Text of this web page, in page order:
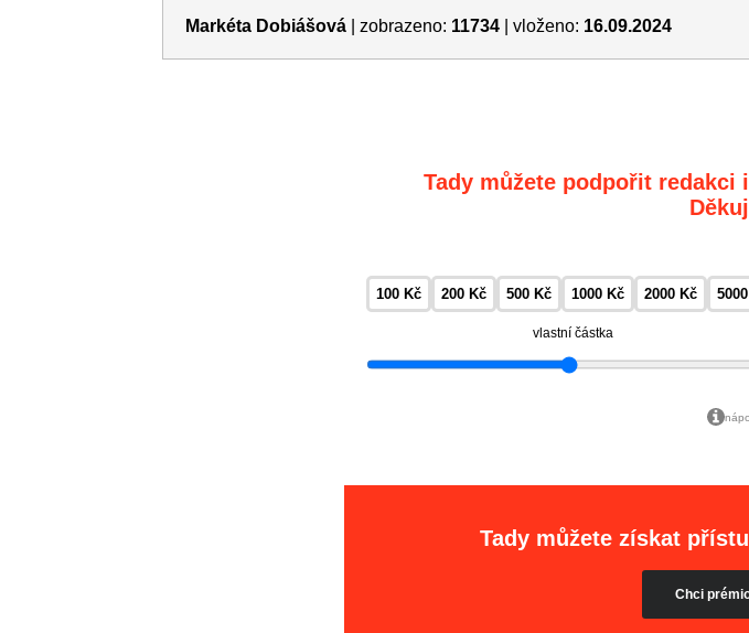
Markéta Dobiášová zobrazeno: 11734 | vloženo: 16.09.2024
Tady můžete podpořit redakci
100 Kč 200 Kč 500 Kč 1000 Kč 2000 Kč
vlastní částka
Tady můžete získat
Chci